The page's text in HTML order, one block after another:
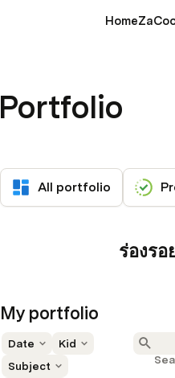
Portfolio
All portfolio
ร่องร
My portfolio
Date
Kid
Subject